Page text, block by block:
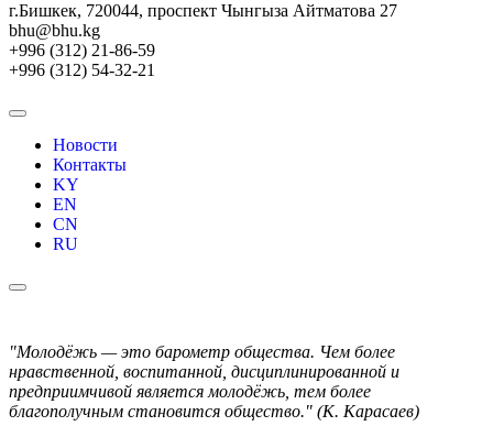
г.Бишкек, 720044, проспект Чынгыза Айтматова 27
bhu@bhu.kg
+996 (312) 21-86-59
+996 (312) 54-32-21
Новости
Контакты
KY
EN
CN
RU
"Молодёжь — это барометр общества. Чем более
нравственной, воспитанной, дисциплинированной и
предприимчивой является молодёжь, тем более
благополучным становится общество." (К. Карасаев)